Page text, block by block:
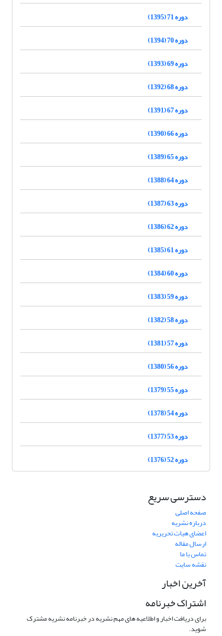
دوره 71 (1395)
دوره 70 (1394)
دوره 69 (1393)
دوره 68 (1392)
دوره 67 (1391)
دوره 66 (1390)
دوره 65 (1389)
دوره 64 (1388)
دوره 63 (1387)
دوره 62 (1386)
دوره 61 (1385)
دوره 60 (1384)
دوره 59 (1383)
دوره 58 (1382)
دوره 57 (1381)
دوره 56 (1380)
دوره 55 (1379)
دوره 54 (1378)
دوره 53 (1377)
دوره 52 (1376)
دسترسی سریع
صفحه اصلی
درباره نشریه
اعضای هیات تحریریه
ارسال مقاله
تماس با ما
نقشه سایت
آخرین اخبار
اشتراک خبرنامه
برای دریافت اخبار و اطلاعیه های مهم نشریه در خبرنامه نشریه مشترک
شوید.